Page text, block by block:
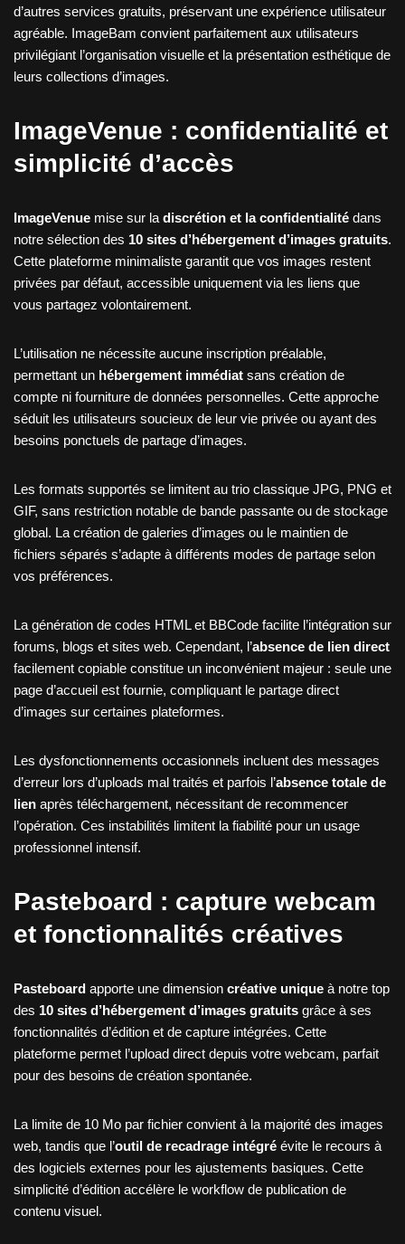
d’autres services gratuits, préservant une expérience utilisateur
agréable. ImageBam convient parfaitement aux utilisateurs
privilégiant l’organisation visuelle et la présentation esthétique de
leurs collections d’images.
ImageVenue : confidentialité et
simplicité d’accès
ImageVenue mise sur la discrétion et la confidentialité dans
notre sélection des 10 sites d’hébergement d’images gratuits.
Cette plateforme minimaliste garantit que vos images restent
privées par défaut, accessible uniquement via les liens que
vous partagez volontairement.
L’utilisation ne nécessite aucune inscription préalable,
permettant un hébergement immédiat sans création de
compte ni fourniture de données personnelles. Cette approche
séduit les utilisateurs soucieux de leur vie privée ou ayant des
besoins ponctuels de partage d’images.
Les formats supportés se limitent au trio classique JPG, PNG et
GIF, sans restriction notable de bande passante ou de stockage
global. La création de galeries d’images ou le maintien de
fichiers séparés s’adapte à différents modes de partage selon
vos préférences.
La génération de codes HTML et BBCode facilite l’intégration sur
forums, blogs et sites web. Cependant, l’absence de lien direct
facilement copiable constitue un inconvénient majeur : seule une
page d’accueil est fournie, compliquant le partage direct
d’images sur certaines plateformes.
Les dysfonctionnements occasionnels incluent des messages
d’erreur lors d’uploads mal traités et parfois l’absence totale de
lien après téléchargement, nécessitant de recommencer
l’opération. Ces instabilités limitent la fiabilité pour un usage
professionnel intensif.
Pasteboard : capture webcam
et fonctionnalités créatives
Pasteboard apporte une dimension créative unique à notre top
des 10 sites d’hébergement d’images gratuits grâce à ses
fonctionnalités d’édition et de capture intégrées. Cette
plateforme permet l’upload direct depuis votre webcam, parfait
pour des besoins de création spontanée.
La limite de 10 Mo par fichier convient à la majorité des images
web, tandis que l’outil de recadrage intégré évite le recours à
des logiciels externes pour les ajustements basiques. Cette
simplicité d’édition accélère le workflow de publication de
contenu visuel.